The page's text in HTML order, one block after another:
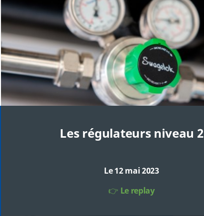
Les régulateurs niveau 2
Le 12 mai 2023
👉 Le replay